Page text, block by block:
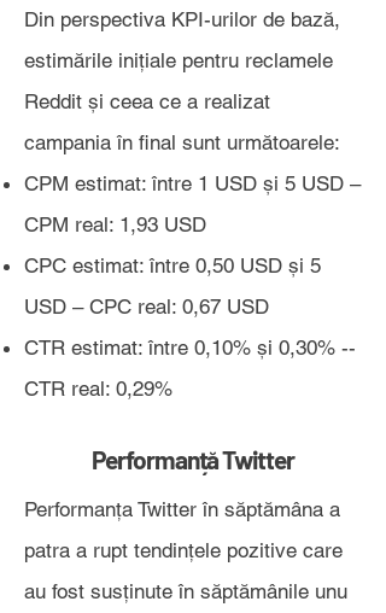
Din perspectiva KPI-urilor de bază,
estimările inițiale pentru reclamele
Reddit și ceea ce a realizat
campania în final sunt următoarele:
CPM estimat: între 1 USD și 5 USD –
CPM real: 1,93 USD
CPC estimat: între 0,50 USD și 5
USD – CPC real: 0,67 USD
CTR estimat: între 0,10% și 0,30% --
CTR real: 0,29%
Performanță Twitter
Performanța Twitter în săptămâna a
patra a rupt tendințele pozitive care
au fost susținute în săptămânile unu